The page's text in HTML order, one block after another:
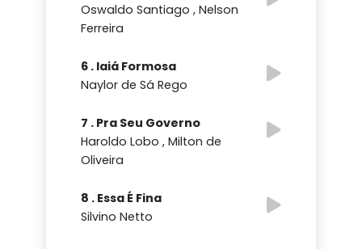
Oswaldo Santiago , Nelson
Ferreira
6 . Iaiá Formosa
Naylor de Sá Rego
7 . Pra Seu Governo
Haroldo Lobo , Milton de
Oliveira
8 . Essa É Fina
Silvino Netto